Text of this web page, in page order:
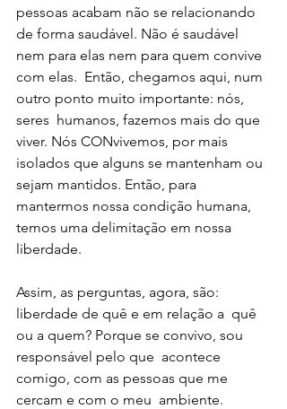
pessoas acabam não se relacionando
de forma saudável. Não é saudável
nem para elas nem para quem convive
com elas.  Então, chegamos aqui, num
outro ponto muito importante: nós,
seres  humanos, fazemos mais do que
viver. Nós CONvivemos, por mais
isolados que alguns se mantenham ou
sejam mantidos. Então, para
mantermos nossa condição humana,
temos uma delimitação em nossa
liberdade.
Assim, as perguntas, agora, são:
liberdade de quê e em relação a  quê
ou a quem? Porque se convivo, sou
responsável pelo que  acontece
comigo, com as pessoas que me
cercam e com o meu  ambiente.